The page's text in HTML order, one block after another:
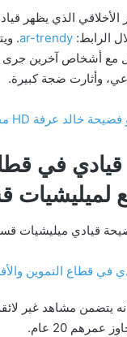
الأخلاقي الذي يظهر
الرابط: ar-trendy
.
مع أشخاص آخرين جرى
وأثارت ضجة كبيرة.
في
لميليشيات
قيادي ميليشيات
في قطاع التموين
يتضمن مشاهد غير
20 عام.